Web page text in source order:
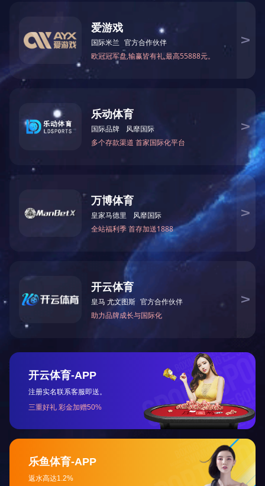
乐丫生态文化产业园位于迁安市西部工业园区，毗
邻高速口，交通便利。园区占 地120亩。乐丫生态文化产业
园不断创新经营 ，增加新动能建设，打破传统的从餐饮+采
摘+观光模式， 将美食教育、农耕教育、农产品加工教育、
劳动教育、党建教育等有机结合，立足此百余亩地，通过采